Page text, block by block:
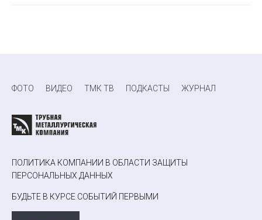
ФОТО ВИДЕО ТМК ТВ ПОДКАСТЫ ЖУРНАЛ
ПОЛИТИКА КОМПАНИИ В ОБЛАСТИ ЗАЩИТЫ
ПЕРСОНАЛЬНЫХ ДАННЫХ
БУДЬТЕ В КУРСЕ СОБЫТИЙ ПЕРВЫМИ